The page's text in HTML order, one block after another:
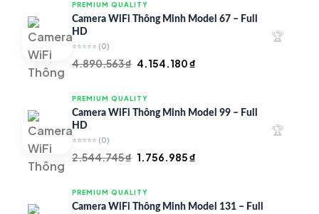
PREMIUM QUALITY
Camera WiFi Thông Minh Model 67 – Full
HD
⭐⭐⭐⭐⭐ (0)
4.890.563₫ Giá
là:
4.890.563 ₫.
4.154.180₫
là:
🏆
PREMIUM QUALITY
Camera WiFi Thông Minh Model 99 – Full
HD
⭐⭐⭐⭐⭐ (0)
2.544.745₫ Giá
là:
2.544.745 ₫.
1.756.985₫
là:
🏆
PREMIUM QUALITY
Camera WiFi Thông Minh Model 131 – Full